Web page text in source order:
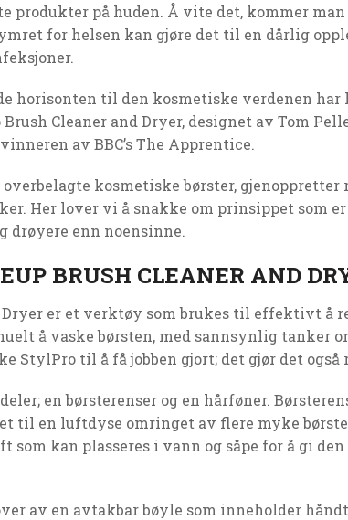
på huden. Å vite det, kommer man
for helsen kan gjøre det til en dårlig
horisonten til den kosmetiske verdenen
Cleaner and Dryer, designet av Tom
av BBC’s The Apprentice.
overbelagte kosmetiske børster,
Her lover vi å snakke om prinsippet som
drøyere enn noensinne.
BRUSH CLEANER AND
er et verktøy som brukes til effektivt å
å vaske børsten, med sannsynlig tanker
StylPro til å få jobben gjort; det gjør det også
en børsterenser og en hårføner.
til en luftdyse omringet av flere myke
kan plasseres i vann og såpe for å gi den
av en avtakbar bøyle som inneholder